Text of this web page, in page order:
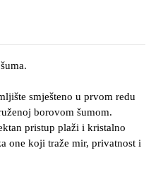
smješteno u prvom redu
borovom šumom.
pristup plaži i kristalno
one koji traže mir, privatnost i